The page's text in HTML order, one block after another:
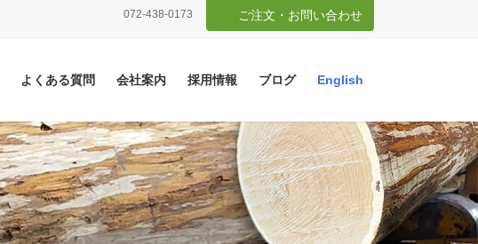
072-438-0173 ご注文・お問い合わせ
よくある質問 会社案内 採用情報 ブログ English